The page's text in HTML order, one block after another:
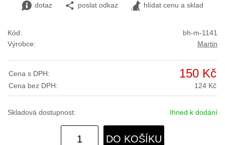
dotaz poslat odkaz hlídat cenu a sklad
Kód:
bh-m-1141
Výrobce:
Martin
Cena s DPH: 150 Kč
Cena bez DPH: 124 Kč
Skladová dostupnost: Ihned k dodání
DO KOŠÍKU